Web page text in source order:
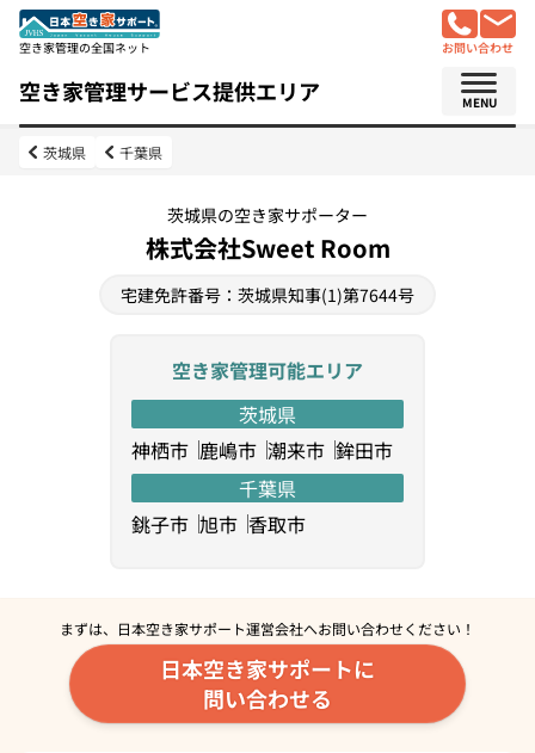
空き家管理の全国ネット お問い合わせ
空き家管理サービス提供エリア MENU
茨城県 千葉県
茨城県の空き家サポーター
株式会社Sweet Room
宅建免許番号：茨城県知事(1)第7644号
空き家管理可能エリア
茨城県
神栖市 鹿嶋市 潮来市 鉾田市
千葉県
銚子市 旭市 香取市
まずは、日本空き家サポート運営会社へお問い合わせください！
日本空き家サポートに
問い合わせる